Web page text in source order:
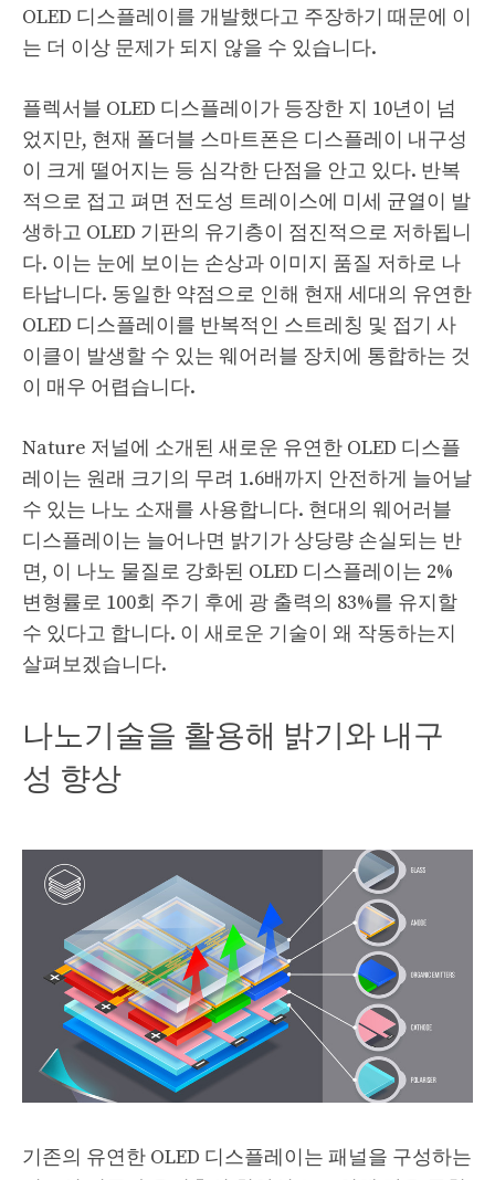
OLED 디스플레이를 개발했다고 주장하기 때문에 이
는 더 이상 문제가 되지 않을 수 있습니다.
플렉서블 OLED 디스플레이가 등장한 지 10년이 넘
었지만, 현재 폴더블 스마트폰은 디스플레이 내구성
이 크게 떨어지는 등 심각한 단점을 안고 있다. 반복
적으로 접고 펴면 전도성 트레이스에 미세 균열이 발
생하고 OLED 기판의 유기층이 점진적으로 저하됩니
다. 이는 눈에 보이는 손상과 이미지 품질 저하로 나
타납니다. 동일한 약점으로 인해 현재 세대의 유연한
OLED 디스플레이를 반복적인 스트레칭 및 접기 사
이클이 발생할 수 있는 웨어러블 장치에 통합하는 것
이 매우 어렵습니다.
Nature 저널에 소개된 새로운 유연한 OLED 디스플
레이는 원래 크기의 무려 1.6배까지 안전하게 늘어날
수 있는 나노 소재를 사용합니다. 현대의 웨어러블
디스플레이는 늘어나면 밝기가 상당량 손실되는 반
면, 이 나노 물질로 강화된 OLED 디스플레이는 2%
변형률로 100회 주기 후에 광 출력의 83%를 유지할
수 있다고 합니다. 이 새로운 기술이 왜 작동하는지
살펴보겠습니다.
나노기술을 활용해 밝기와 내구
성 향상
기존의 유연한 OLED 디스플레이는 패널을 구성하는